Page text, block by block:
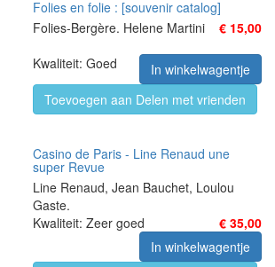
Folies en folie : [souvenir catalog]
Folies-Bergère. Helene Martini
€ 15,00
Kwaliteit: Goed
In winkelwagentje
Toevoegen aan Delen met vrienden
Casino de Paris - Line Renaud une
super Revue
Line Renaud, Jean Bauchet, Loulou
Gaste.
€ 35,00
Kwaliteit: Zeer goed
In winkelwagentje